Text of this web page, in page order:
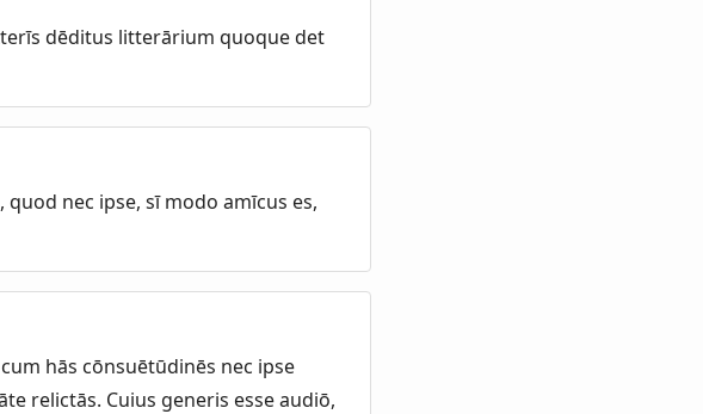
dēditus litterārium quoque det
nec ipse, sī modo amīcus es,
hās cōnsuētūdinēs nec ipse
relictās. Cuius generis esse audiō,